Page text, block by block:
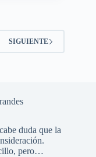
SIGUIENTE
duda que la
pero…